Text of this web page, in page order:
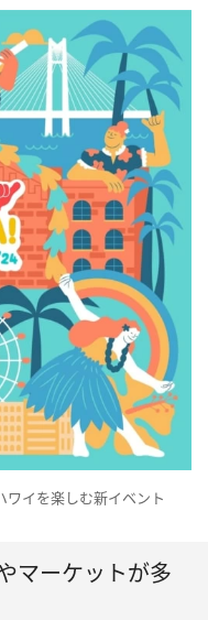
イを楽しむ新イベント
マーケットが多